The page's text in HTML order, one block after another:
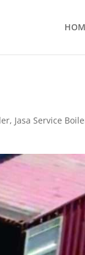
, Jasa Service